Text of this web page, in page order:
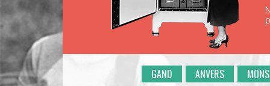
GAND ANVERS MONS